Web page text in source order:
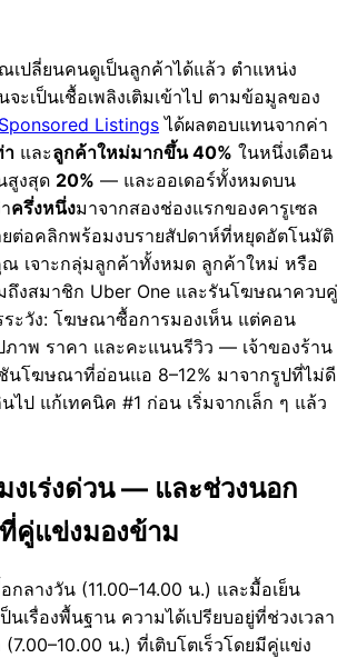
เปลี่ยนคนดูเป็นลูกค้าได้แล้ว ตำแหน่ง
ะเป็นเชื้อเพลิงเติมเข้าไป ตามข้อมูลของ
Sponsored Listings ได้ผลตอบแทนจากค่า
า และลูกค้าใหม่มากขึ้น 40% ในหนึ่งเดือน
สูงสุด 20% — และออเดอร์ทั้งหมดบน
ครึ่งหนึ่งมาจากสองช่องแรกของคารูเซล
ต่อคลิกพร้อมงบรายสัปดาห์ที่หยุดอัตโนมัติ
ณ เจาะกลุ่มลูกค้าทั้งหมด ลูกค้าใหม่ หรือ
ถึงสมาชิก Uber One และรันโฆษณาควบคู่
ะวัง: โฆษณาซื้อการมองเห็น แต่คอน
ภาพ ราคา และคะแนนรีวิว — เจ้าของร้าน
นโฆษณาที่อ่อนแอ 8–12% มาจากรูปที่ไม่ดี
ไป แก้เทคนิค #1 ก่อน เริ่มจากเล็ก ๆ แล้ว
งเร่งด่วน — และช่วงนอก
ที่คู่แข่งมองข้าม
ลางวัน (11.00–14.00 น.) และมื้อเย็น
นเรื่องพื้นฐาน ความได้เปรียบอยู่ที่ช่วงเวลา
น.) ที่เติบโตเร็วโดยมีคู่แข่ง